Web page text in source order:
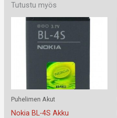
Tutustu myös
Puhelimen Akut
Nokia BL-4S Akku